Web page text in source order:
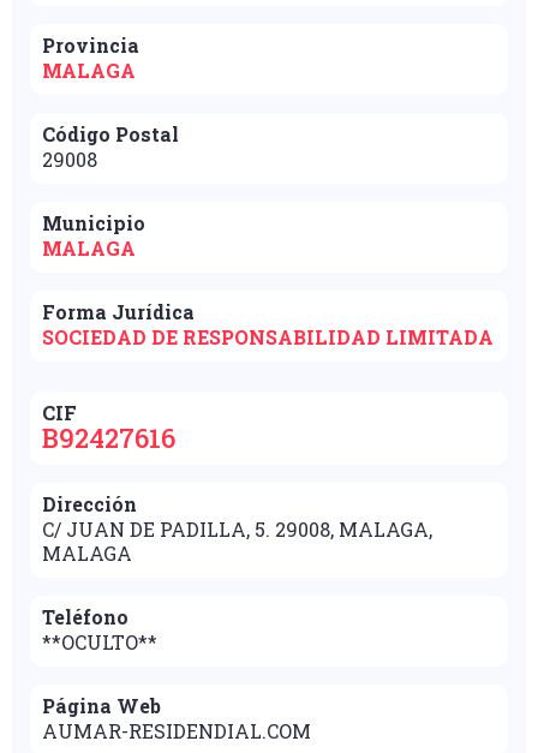
Provincia
MALAGA
Código Postal
29008
Municipio
MALAGA
Forma Jurídica
SOCIEDAD DE RESPONSABILIDAD LIMITADA
CIF
B92427616
Dirección
C/ JUAN DE PADILLA, 5. 29008, MALAGA,
MALAGA
Teléfono
**OCULTO**
Página Web
AUMAR-RESIDENDIAL.COM